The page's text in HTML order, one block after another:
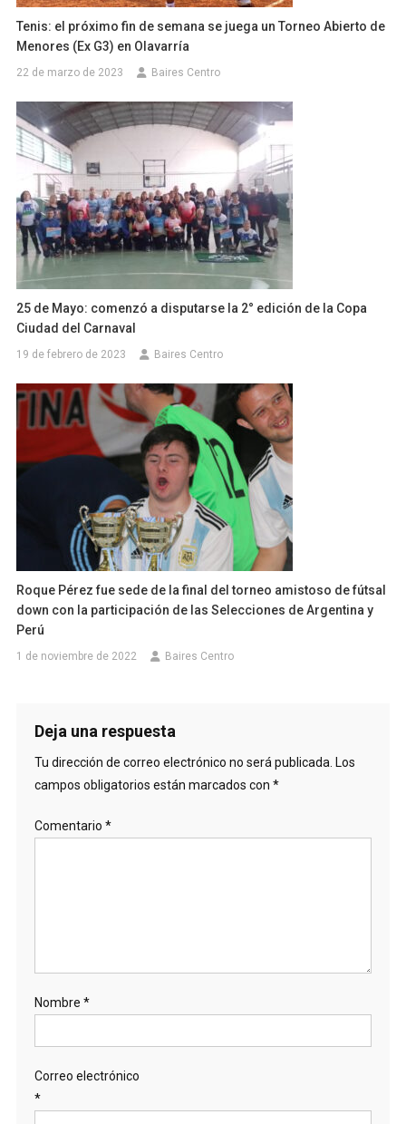
Tenis: el próximo fin de semana se juega un Torneo Abierto de
Menores (Ex G3) en Olavarría
22 de marzo de 2023 Baires Centro
25 de Mayo: comenzó a disputarse la 2° edición de la Copa
Ciudad del Carnaval
19 de febrero de 2023 Baires Centro
Roque Pérez fue sede de la final del torneo amistoso de fútsal
down con la participación de las Selecciones de Argentina y
Perú
1 de noviembre de 2022 Baires Centro
Deja una respuesta
Tu dirección de correo electrónico no será publicada. Los
campos obligatorios están marcados con *
Comentario *
Nombre *
Correo electrónico
*